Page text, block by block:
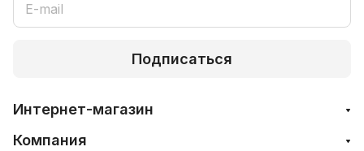
Подписаться
Интернет-магазин
Компания